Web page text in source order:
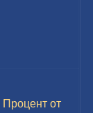
Процент от